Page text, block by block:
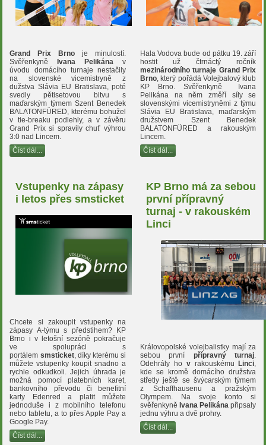
Grand Prix Brno je minulostí.
SvěřenkyněIvana Pelikána v
úvodu domácího turnaje nestačily
na slovenské vicemistryně z
dužstva Slávia EU Bratislava, poté
svedly pětisetovou bitvu s
maďarským týmem Szent Benedek
BALATONFÜRED, kterému bohužel
v tie-breaku podlehly, a v závěru
Grand Prix si spravily chuť výhrou
3:0 nad Lincem.
Číst dál...
Hala Vodova bude od pátku 19. září
hostit už čtrnáctý ročník
mezinárodního turnaje Grand Prix
Brno, který pořádá Volejbalový klub
KP Brno. Svěřenkyně Ivana
Pelikána na něm změří síly se
slovenskými vicemistryněmi z týmu
Slávia EU Bratislava, maďarským
družstvem Szent Benedek
BALATONFÜRED a rakouským
Lincem.
Číst dál...
Vstupenky na zápasy
i letos přes smsticket
Chcete si zakoupit vstupenky na
zápasy A-týmu s předstihem? KP
Brno i v letošní sezóně pokračuje
ve spolupráci s
portálem smsticket, díky kterému si
můžete vstupenky koupit snadno a
rychle odkudkoli. Jejich úhrada je
možná pomocí platebních karet,
bankovního převodu či benefitní
karty Edenred a platit můžete
jednoduše i z mobilního telefonu
nebo tabletu, a to přes Apple Pay a
Google Pay.
Číst dál...
KP Brno má za sebou
první přípravný
turnaj - v rakouském
Linci
Královopolské volejbalistky mají za
sebou první přípravný turnaj
Odehrály ho vrakouskémuLinci
kde se kromě domácího družstva
střetly ještě se švýcarským týmem
z Schaffhausenu a pražským
Olympem. Na svoje konto si
svěřenkyněIvana Pelikána připsaly
jednu výhru a dvě prohry.
Číst dál...